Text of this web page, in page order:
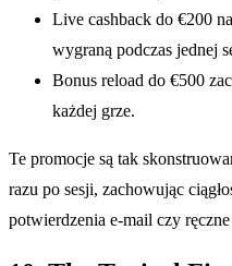
Live cashback do €200
wygraną podczas jednej
Bonus reload do €500
każdej grze.
Te promocje są tak
razu po sesji, zachowując
potwierdzenia e-mail czy